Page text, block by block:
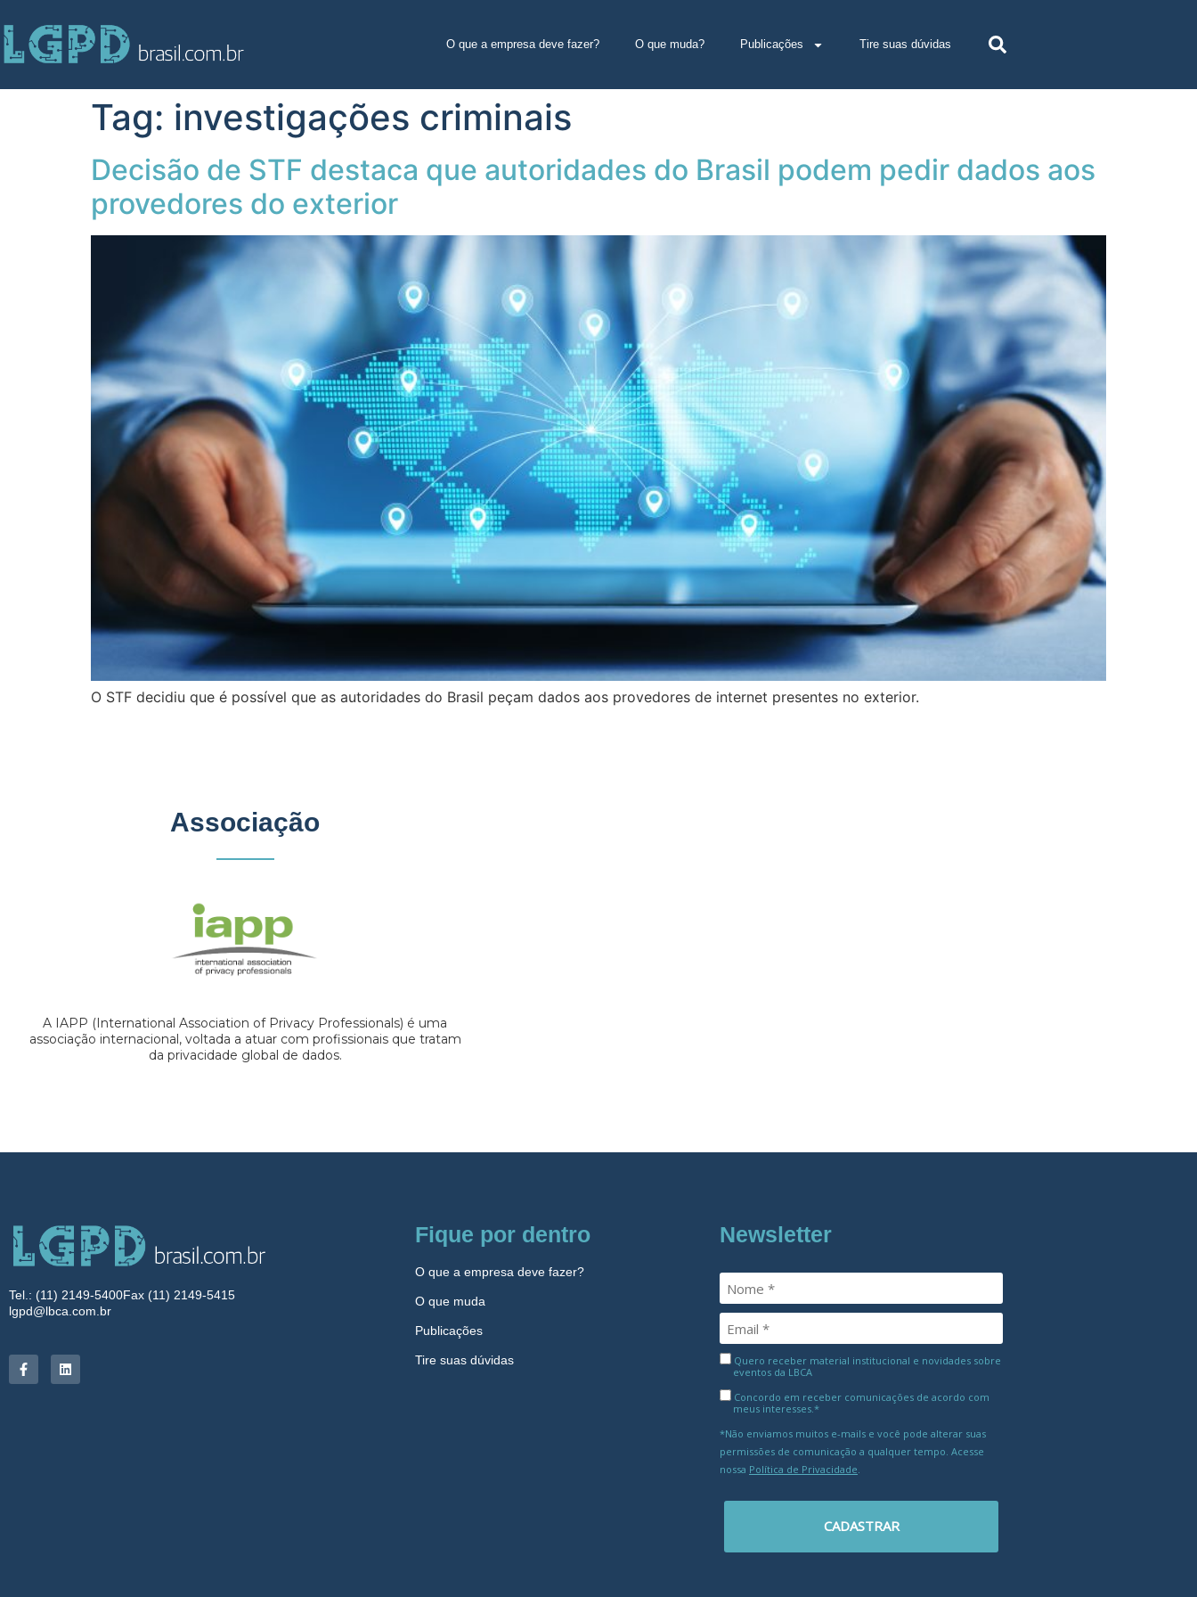
O que a empresa deve fazer? O que muda? Publicações Tire suas dúvidas
Tag: investigações criminais
Decisão de STF destaca que autoridades do Brasil podem pedir dados aos
provedores do exterior
O STF decidiu que é possível que as autoridades do Brasil peçam dados aos provedores de internet presentes no exterior.
Associação
A IAPP (International Association of Privacy Professionals) é uma
associação internacional, voltada a atuar com profissionais que tratam
da privacidade global de dados.
Tel.: (11) 2149-5400Fax (11) 2149-5415
lgpd@lbca.com.br
Fique por dentro
O que a empresa deve fazer?
O que muda
Publicações
Tire suas dúvidas
Newsletter
Quero receber material institucional e novidades sobre
eventos da LBCA
Concordo em receber comunicações de acordo com
meus interesses.*
*Não enviamos muitos e-mails e você pode alterar suas
permissões de comunicação a qualquer tempo. Acesse
nossa Política de Privacidade
CADASTRAR